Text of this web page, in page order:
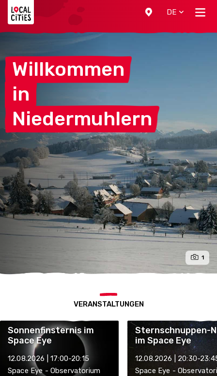
DE
Willkommen
in
Niedermuhlern
1
VERANSTALTUNGEN
Sonnenfinsternis im
Space Eye
12.08.2026 | 17:00-20:15
Space Eye - Observatorium
Sternschnuppen-
im Space Eye
12.08.2026 | 20:30-
Space Eye -